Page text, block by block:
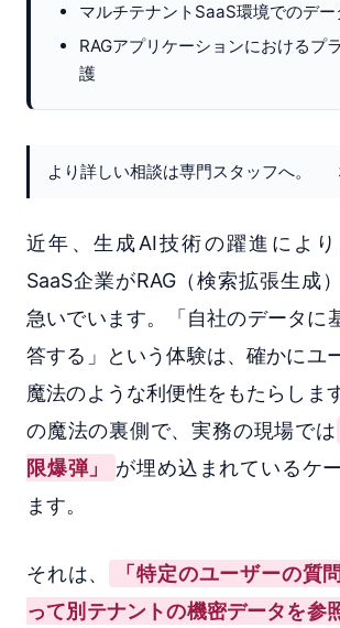
マルチテナントSaaS環境でのデー
RAGアプリケーションにおけるプ
護
より詳しい相談は専門スタッフへ。
近年、生成AI技術の躍進によ
SaaS企業がRAG（検索拡張生成
急いでいます。「自社のデータに
答する」という体験は、確かにユ
魔法のような利便性をもたらしま
の魔法の裏側で、実務の現場では
限爆弾」
が埋め込まれているケ
ます。
それは、
「特定のユーザーの質
って別テナントの機密データを参